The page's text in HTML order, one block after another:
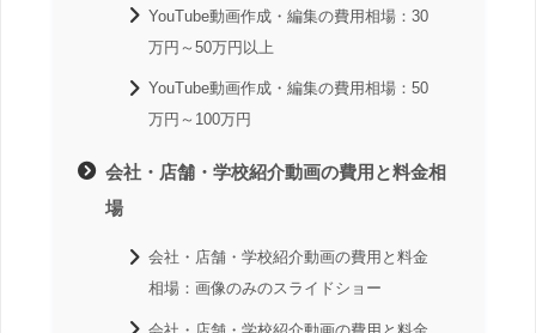
YouTube動画作成・編集の費用相場：30
万円～50万円以上
YouTube動画作成・編集の費用相場：50
万円～100万円
会社・店舗・学校紹介動画の費用と料金相
場
会社・店舗・学校紹介動画の費用と料金
相場：画像のみのスライドショー